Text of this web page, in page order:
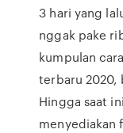
3 hari yang
nggak pake
kumpulan
terbaru 2020,
Hingga saat
menyediakan